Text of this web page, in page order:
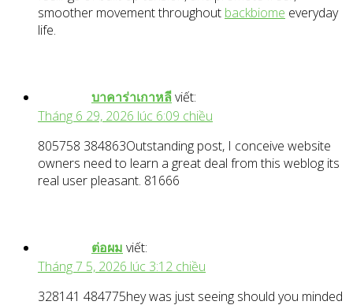
smoother movement throughout backbiome everyday
life.
บาคาร่าเกาหลีviết:
Tháng 6 29, 2026 lúc 6:09 chiều
805758 384863Outstanding post, I conceive website
owners need to learn a great deal from this weblog its
real user pleasant. 81666
ต่อผม viết:
Tháng 7 5, 2026 lúc 3:12 chiều
328141 484775hey was just seeing should you minded